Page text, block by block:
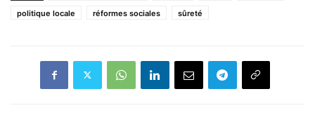
politique locale
réformes sociales sûreté